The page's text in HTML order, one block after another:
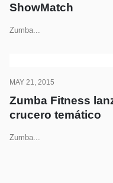
ShowMatch
Zumba...
MAY 21, 2015
Zumba Fitness
crucero temático
Zumba...